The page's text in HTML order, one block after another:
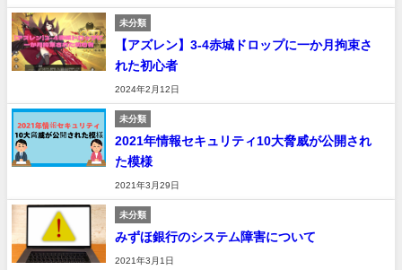
未分類
【アズレン】3-4赤城ドロップに一か月拘束さ
れた初心者
2024年2月12日
未分類
2021年情報セキュリティ10大脅威が公開され
た模様
2021年3月29日
未分類
みずほ銀行のシステム障害について
2021年3月1日